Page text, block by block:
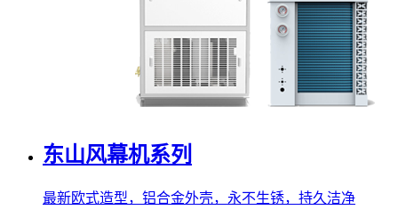
东山风幕机系列
最新欧式造型，铝合金外壳，永不生锈，持久洁净